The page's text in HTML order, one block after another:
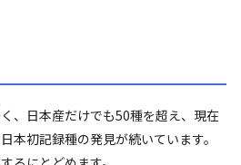
、日本産だけでも50種を超え、現在
本初記録種の発見が続いています。